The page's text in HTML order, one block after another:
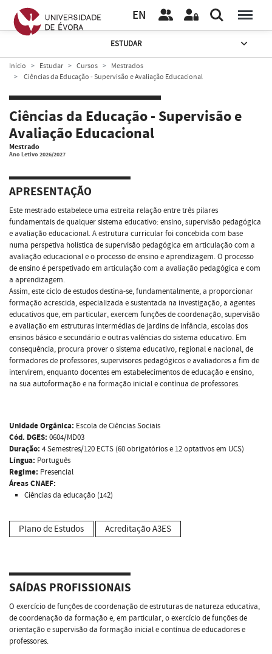
EN
ESTUDAR
Início Estudar Cursos
Mestrados
Ciências da Educação - Supervisão e Avaliação Educacional
Ciências da Educação - Supervisão e
Avaliação Educacional
Mestrado
Ano Letivo 2026/2027
APRESENTAÇÃO
Este mestrado estabelece uma estreita relação entre três pilares
fundamentais de qualquer sistema educativo: ensino, supervisão pedagógica
e avaliação educacional. A estrutura curricular foi concebida com base
numa perspetiva holística de supervisão pedagógica em articulação com a
avaliação educacional e o processo de ensino e aprendizagem. O processo
de ensino é perspetivado em articulação com a avaliação pedagógica e com
a aprendizagem.
Assim, este ciclo de estudos destina-se, fundamentalmente, a proporcionar
formação acrescida, especializada e sustentada na investigação, a agentes
educativos que, em particular, exercem funções de coordenação, supervisão
e avaliação em estruturas intermédias de jardins de infância, escolas dos
ensinos básico e secundário e outras valências do sistema educativo. Em
consequência, procura prover o sistema educativo, regional e nacional, de
formadores de professores, supervisores pedagógicos e avaliadores a fim de
intervirem, enquanto docentes em estabelecimentos de educação e ensino,
na sua autoformação e na formação inicial e contínua de professores.
Unidade Orgânica: Escola de Ciências Sociais
Cód. DGES: 0604/MD03
Duração: 4 Semestres/120 ECTS (60 obrigatórios e 12 optativos em UCS)
Língua: Português
Regime: Presencial
Áreas CNAEF:
Ciências da educação (142)
Plano de Estudos Acreditação A3ES
SAÍDAS PROFISSIONAIS
O exercício de funções de coordenação de estruturas de natureza educativa,
de coordenação da formação e, em particular, o exercício de funções de
orientação e supervisão da formação inicial e contínua de educadores e
professores.